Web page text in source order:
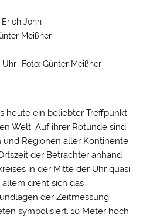
Erich John
Meißner
Foto: Günter Meißner
heute ein beliebter Treffpunkt
Welt. Auf ihrer Rotunde sind
und Regionen aller Kontinente
der Betrachter anhand
in der Mitte der Uhr quasi
dreht sich das
der Zeitmessung
symbolisiert. 10 Meter hoch